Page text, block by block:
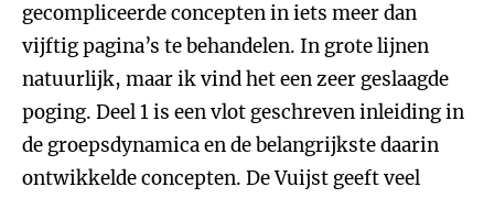
gecompliceerde concepten in iets meer dan
vijftig pagina’s te behandelen. In grote lijnen
natuurlijk, maar ik vind het een zeer geslaagde
poging. Deel 1 is een vlot geschreven inleiding in
de groepsdynamica en de belangrijkste daarin
ontwikkelde concepten. De Vuijst geeft veel